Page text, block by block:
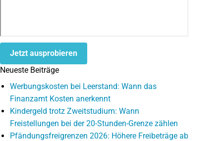
Jetzt ausprobieren
Neueste Beiträge
Werbungskosten bei Leerstand: Wann das
Finanzamt Kosten anerkennt
Kindergeld trotz Zweitstudium: Wann
Freistellungen bei der 20-Stunden-Grenze zählen
Pfändungsfreigrenzen 2026: Höhere Freibeträge ab